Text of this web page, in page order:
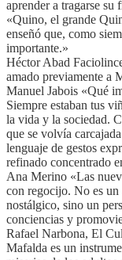
aprender a tragarse
«Quino, el grande
enseñó que, como
importante.»
Héctor Abad
amado previamente a
Manuel Jabois «Qué
Siempre estaban tus
la vida y la sociedad.
que se volvía
lenguaje de gestos
refinado concentrado
Ana Merino «Las
con regocijo. No es
nostálgico, sino un
conciencias y
Rafael Narbona, El
Mafalda es un